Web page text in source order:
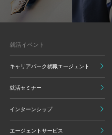
就活イベント
キャリアパーク就職エージェント
就活セミナー
インターンシップ
エージェントサービス